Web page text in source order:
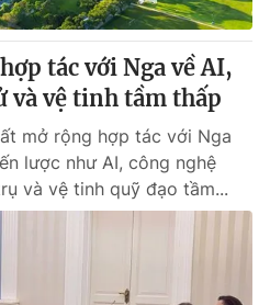
tác với Nga về AI,
và vệ tinh tầm thấp
mở rộng hợp tác với Nga
lược như AI, công nghệ
và vệ tinh quỹ đạo tầm...